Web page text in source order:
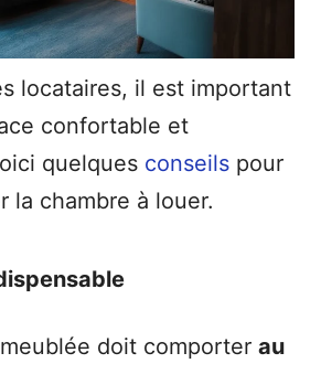
locataires, il est important
confortable et
quelques conseils pour
la chambre à louer.
doit comporter au